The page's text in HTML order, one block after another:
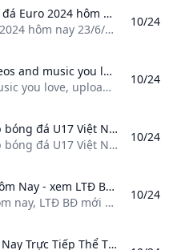
Link xem trực tiếp bóng đá Euro 2024 hôm nay 23/6 Link xem trực tiếp Euro 2024 hôm nay 23/6/2024 - VietNamNet cập nhật link xem trực tiếp bóng đá vòng chung kết Euro 2024.
Link xem trực tiếp Euro 2024 hôm nay 23/6/2024 - VietNamNet cập nhật link xem trực tiếp bóng đá vòng chung kết Euro 2024. Thiên Bình Xem các bài viết của tác giả Sao chép liên kết23/06/2024 12:26 (GMT+07:00) Link xem trực tiếp Euro 2024 hôm nay 23/6/2024 - VietNamNet cập nhật link xem trực tiếp bóng đá vòng chung kết Euro 2024. Link xem trực tiếp bóng đá Euro 2024 hôm nay 24/6/2024Link xem trực tiếp Euro 2024 hôm nay 24/6/2024 - VietNamNet cập nhật link xem trực tiếp bóng đá vòng chung kết Euro 2024.
10/24
- YouTube Enjoy the videos and music you love upload original content and share it all with friends family and the world on YouTube.
Enjoy the videos and music you love, upload original content, and share it all with friends, family, and the world on YouTube.
10/24
Xem VTV5 VTV6 trực tiếp bóng đá U17 Việt Nam vs Myanmar 19h00 hôm nay Xem VTV5 VTV6 trực tiếp bóng đá U17 Việt Nam vs Myanmar (19h00 25/10): Thethaovanhoa.vn cập nhật diễn biến kết quả trận đáu giữa U17 Việt Nam và U17 Myanmar thuộc vòng loại U17 châu Á 2025.
Xem VTV5 VTV6 trực tiếp bóng đá U17 Việt Nam vs Myanmar (19h00, 25/10): Thethaovanhoa.vn cập nhật diễn biến, kết quả trận đáu giữa U17 Việt Nam và U17 Myanmar thuộc vòng loại U17 châu Á 2025. 24/10/2024 18:19 GMT+7 | Trực tiếp Bóng đá - 24-10-2024U17 Việt Nam phung phí cơ hội, chia điểm đáng tiếc vì đâu? 24-10-2024U17 Việt Nam thắng 5-0 ở trận thứ 2, nắm giữ lợi thế cực lớn trước trận cuối ở giải châu Á 24-10-2024HLV Brazil nói thẳng điểm cần thay đổi gấp của U17 Việt Nam Xem VTV5 VTV6 trực tiếp bóng đá U17 Việt Nam vs Myanmar (19h00, 25/10): Thethaovanhoa.
10/24
Lịch Thi Đấu Bóng Đá Hôm Nay - xem LTĐ BĐ hn Rạng Sáng Mai Lịch thi đấu Bóng Đá hôm nay LTĐ BĐ mới nhất các trận đấu diễn ra đêm nay rạng sáng mai full lịch bóng đá hôm nay và ngày mai các giải đấu toàn thế giới
Lịch thi đấu Bóng Đá hôm nay, LTĐ BĐ mới nhất các trận đấu diễn ra đêm nay rạng sáng mai, full lịch bóng đá hôm nay và ngày mai các giải đấu toàn thế giới
10/24
Trực Tiếp Bóng Đá Hôm Nay Trực Tiếp Thể Thao Giải Trí FPT Play FPT Play trực tiếp các giải bóng đá lớn quốc tế và Việt Nam: C1 C2 C3 ngoại hạng Anh FA ĐTVN U23 V.League Cúp Quốc Gia. Link xem chất lượng cao Full HD.